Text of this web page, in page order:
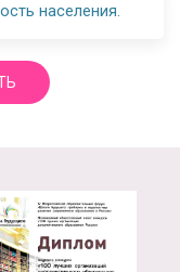
населения.